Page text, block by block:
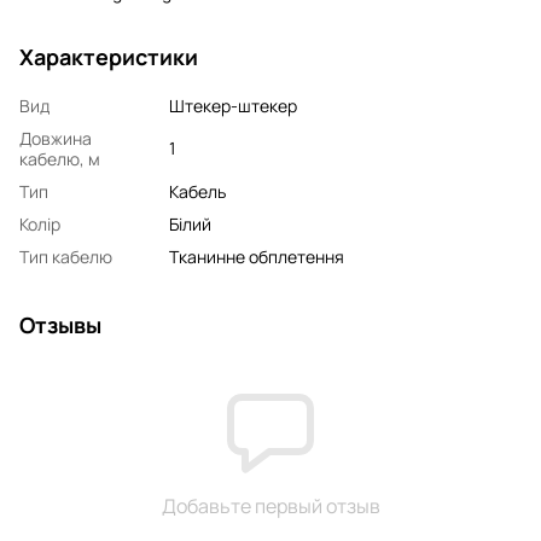
Характеристики
Вид
Штекер-штекер
Довжина
кабелю, м
1
Тип
Кабель
Колір
Білий
Тип кабелю
Тканинне обплетення
Отзывы
Добавьте первый отзыв